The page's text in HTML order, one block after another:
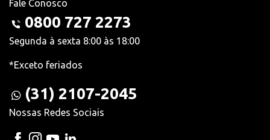
Fale Conosco
0800 727 2273
Segunda à sexta 8:00 às 18:00
*Exceto feriados
(31) 2107-2045
Nossas Redes Sociais